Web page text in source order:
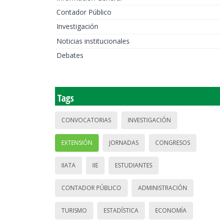
Contador Público
Investigación
Noticias institucionales
Debates
Tags
CONVOCATORIAS INVESTIGACIÓN
EXTENSIÓN JORNADAS CONGRESOS
IIATA IIE ESTUDIANTES
CONTADOR PÚBLICO ADMINISTRACIÓN
TURISMO ESTADÍSTICA ECONOMÍA